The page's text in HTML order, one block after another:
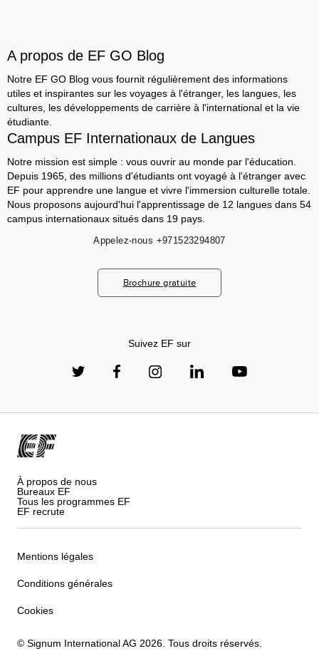
A propos de EF GO Blog
Notre EF GO Blog vous fournit régulièrement des informations
utiles et inspirantes sur les voyages à l'étranger, les langues, les
cultures, les développements de carrière à l'international et la vie
étudiante.
Campus EF Internationaux de Langues
Notre mission est simple : vous ouvrir au monde par l'éducation.
Depuis 1965, des millions d'étudiants ont voyagé à l'étranger avec
EF pour apprendre une langue et vivre l'immersion culturelle totale.
Nous proposons aujourd'hui l'apprentissage de 12 langues dans 54
campus internationaux situés dans 19 pays.
Appelez-nous +971523294807
Brochure gratuite
Suivez EF sur
À propos de nous
Bureaux EF
Tous les programmes EF
EF recrute
Mentions légales
Conditions générales
Cookies
© Signum International AG 2026. Tous droits réservés.